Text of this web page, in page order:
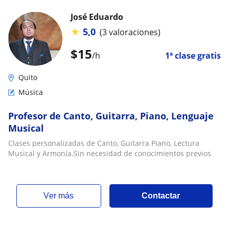
$15/h 1ª clase gratis
José Eduardo
★ 5,0 (3 valoraciones)
Quito
Música
Profesor de Canto, Guitarra, Piano, Lenguaje
Musical
Clases personalizadas de Canto, Guitarra Piano, Lectura
Musical y Armonía.Sin necesidad de conocimientos previos
ver más Contactar